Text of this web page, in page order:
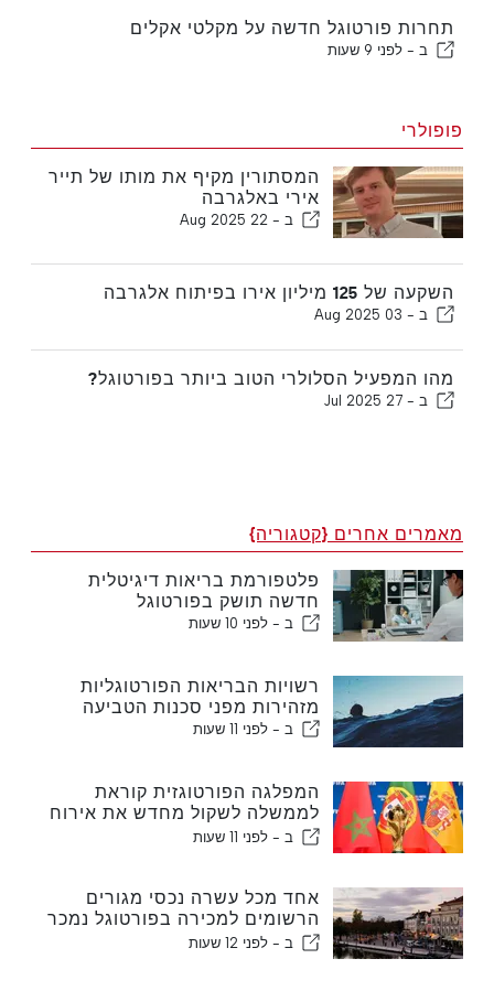
תחרות פורטוגל חדשה על מקלטי אקלים
ב - לפני 9 שעות
פופולרי
המסתורין מקיף את מותו של תייר
אירי באלגרבה
ב - 22 Aug 2025
השקעה של 125 מיליון אירו בפיתוח אלגרבה
ב - 03 Aug 2025
מהו המפעיל הסלולרי הטוב ביותר בפורטוגל?
ב - 27 Jul 2025
מאמרים אחרים {קטגוריה}
פלטפורמת בריאות דיגיטלית
חדשה תושק בפורטוגל
ב - לפני 10 שעות
רשויות הבריאות הפורטוגליות
מזהירות מפני סכנות הטביעה
ב - לפני 11 שעות
המפלגה הפורטוגזית קוראת
לממשלה לשקול מחדש את אירוח
ב - לפני 11 שעות
אחד מכל עשרה נכסי מגורים
הרשומים למכירה בפורטוגל נמכר
תוך פחות משבוע
ב - לפני 12 שעות